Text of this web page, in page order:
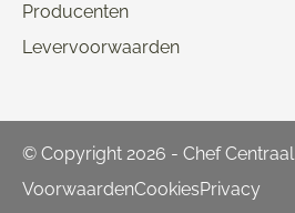
Producenten
Levervoorwaarden
© Copyright 2026 - Chef Centraal
VoorwaardenCookiesPrivacy